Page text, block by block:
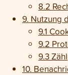
8.2
9. Nutzung
9.1
9.2
9.3
10.